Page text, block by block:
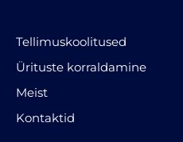
Tellimuskoolitused
Ürituste korraldamine
Meist
Kontaktid